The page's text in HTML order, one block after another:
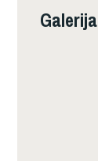
Galerija